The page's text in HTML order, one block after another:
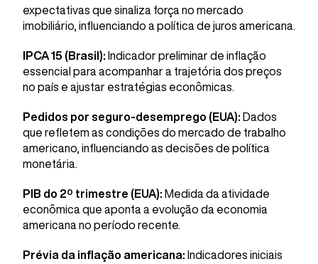
expectativas que sinaliza força no mercado
imobiliário, influenciando a política de juros americana.
IPCA 15 (Brasil): Indicador preliminar de inflação
essencial para acompanhar a trajetória dos preços
no país e ajustar estratégias econômicas.
Pedidos por seguro-desemprego (EUA): Dados
que refletem as condições do mercado de trabalho
americano, influenciando as decisões de política
monetária.
PIB do 2º trimestre (EUA): Medida da atividade
econômica que aponta a evolução da economia
americana no período recente.
Prévia da inflação americana: Indicadores iniciais